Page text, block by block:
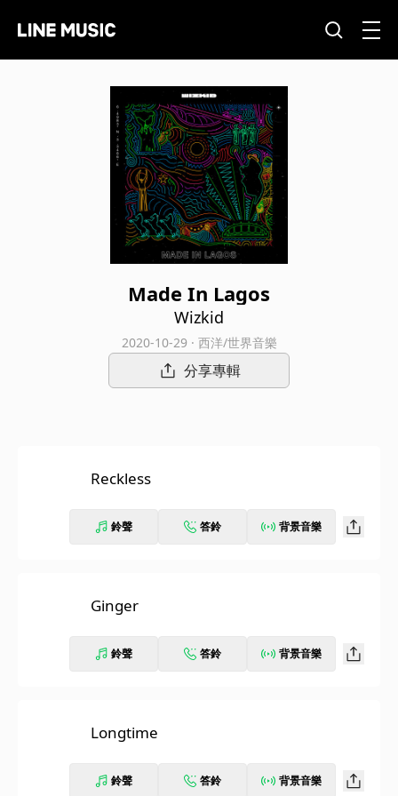
Made In Lagos
Wizkid
2020-10-29 · 西洋/世界音樂
分享專輯
Reckless
鈴聲 答鈴 背景音樂
Ginger
鈴聲 答鈴 背景音樂
Longtime
鈴聲 答鈴 背景音樂